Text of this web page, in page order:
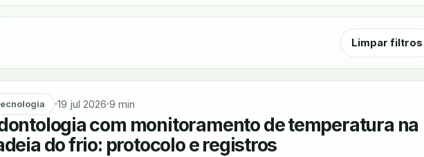
Limpar filtros
19 jul 2026 9 min
com monitoramento de temperatura na
do frio: protocolo e registros